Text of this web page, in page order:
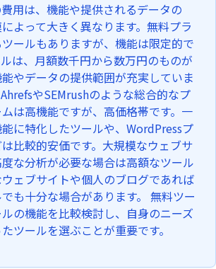
用は、機能や提供されるデータの
よって大きく異なります。無料プラ
ールもありますが、機能は限定的で
は、月額数千円から数万円のものが
やデータの提供範囲が充実していま
やSEMrushのような総合的なプ
は高機能ですが、高価格帯です。一
に特化したツールや、WordPressプ
比較的安価です。大規模なウェブサ
な分析が必要な場合は高額なツール
ェブサイトや個人のブログであれば
も十分な場合があります。 無料ツー
の機能を比較検討し、自身のニーズ
ツールを選ぶことが重要です。